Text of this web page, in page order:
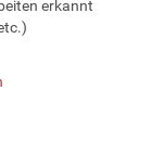
erkannt